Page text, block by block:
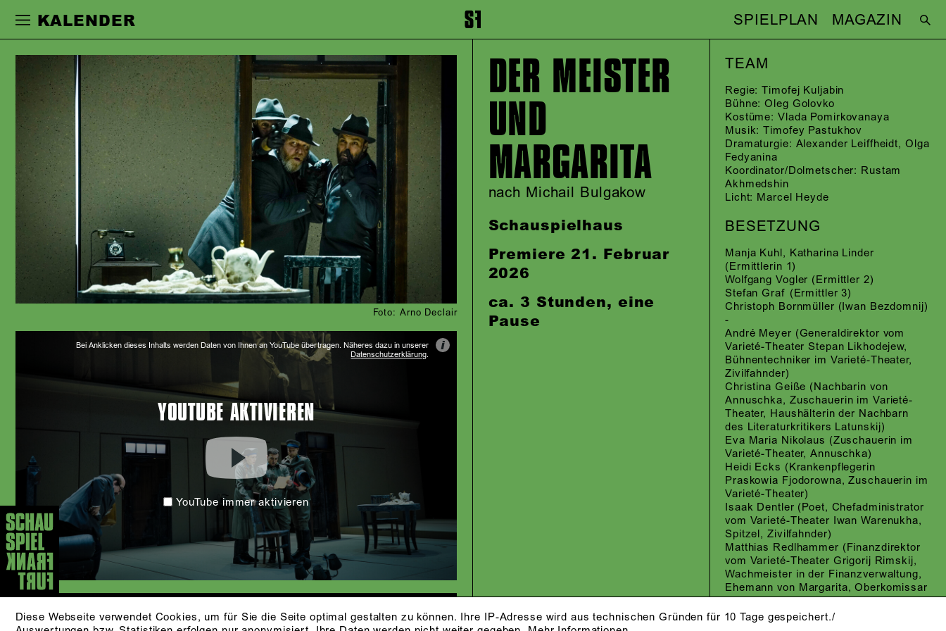
Zur Hauptnavigation springen Zum Footer springen
KALENDER SPIELPLAN MAGAZIN
Diese Webseite verwendet Cookies, um für Sie die Seite optimal gestalten zu können. Ihre IP-Adresse wird aus technischen Gründen für 10 Tage gespeichert./
DER MEISTER
UND
MARGARITA
nach Michail Bulgakow
Schauspielhaus
Premiere 21. Februar
2026
ca. 3 Stunden, eine
Pause
TEAM
Regie:Timofej Kuljabin
Bühne:Oleg Golovko
Kostüme: Vlada Pomirkovanaya
Musik:Timofey Pastukhov
Dramaturgie: Alexander Leiffheidt, Olga
Fedyanina
Koordinator/Dolmetscher: Rustam
Akhmedshin
Licht: Marcel Heyde
BESETZUNG
Manja Kuhl, Katharina Linder
(Ermittlerin 1)
Wolfgang Vogler (Ermittler 2)
Stefan Graf (Ermittler 3)
Christoph Bornmüller (Iwan Bezdomnij)
-
André Meyer (Generaldirektor vom
Varieté-Theater Stepan Likhodejew,
Bühnentechniker im Varieté-Theater,
Zivilfahnder)
Christina Geiße (Nachbarin von
Annuschka, Zuschauerin im Varieté-
Theater, Haushälterin der Nachbarn
des Literaturkritikers Latunskij)
Eva Maria Nikolaus (Zuschauerin im
Varieté-Theater, Annuschka)
Heidi Ecks (Krankenpflegerin
Praskowia Fjodorowna, Zuschauerin im
Varieté-Theater)
Isaak Dentler (Poet, Chefadministrator
vom Varieté-Theater Iwan Warenukha,
Spitzel, Zivilfahnder)
Matthias Redlhammer (Finanzdirektor
vom Varieté-Theater Grigorij Rimskij,
Wachmeister in der Finanzverwaltung,
Ehemann von Margarita, Oberkomissar
des NKWD)
Michael Schütz(Chefbuchhalter vom
Foto: Arno Declair
YOUTUBE AKTIVIEREN
Bei Anklicken dieses Inhalts werden Daten von Ihnen an YouTube übertragen. Näheres dazu in unserer
Datenschutzerklärung.
i
YouTube immer aktivieren